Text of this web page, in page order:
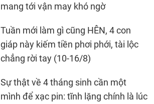
mang tới vận may khó ngờ
Tuần mới làm gì cũng HÊN, 4 con
giáp này kiếm tiền phơi phới, tài lộc
chẳng rời tay (10-16/8)
Sự thật về 4 tháng sinh cần một
mình để xạc pin: tĩnh lặng chính là lúc